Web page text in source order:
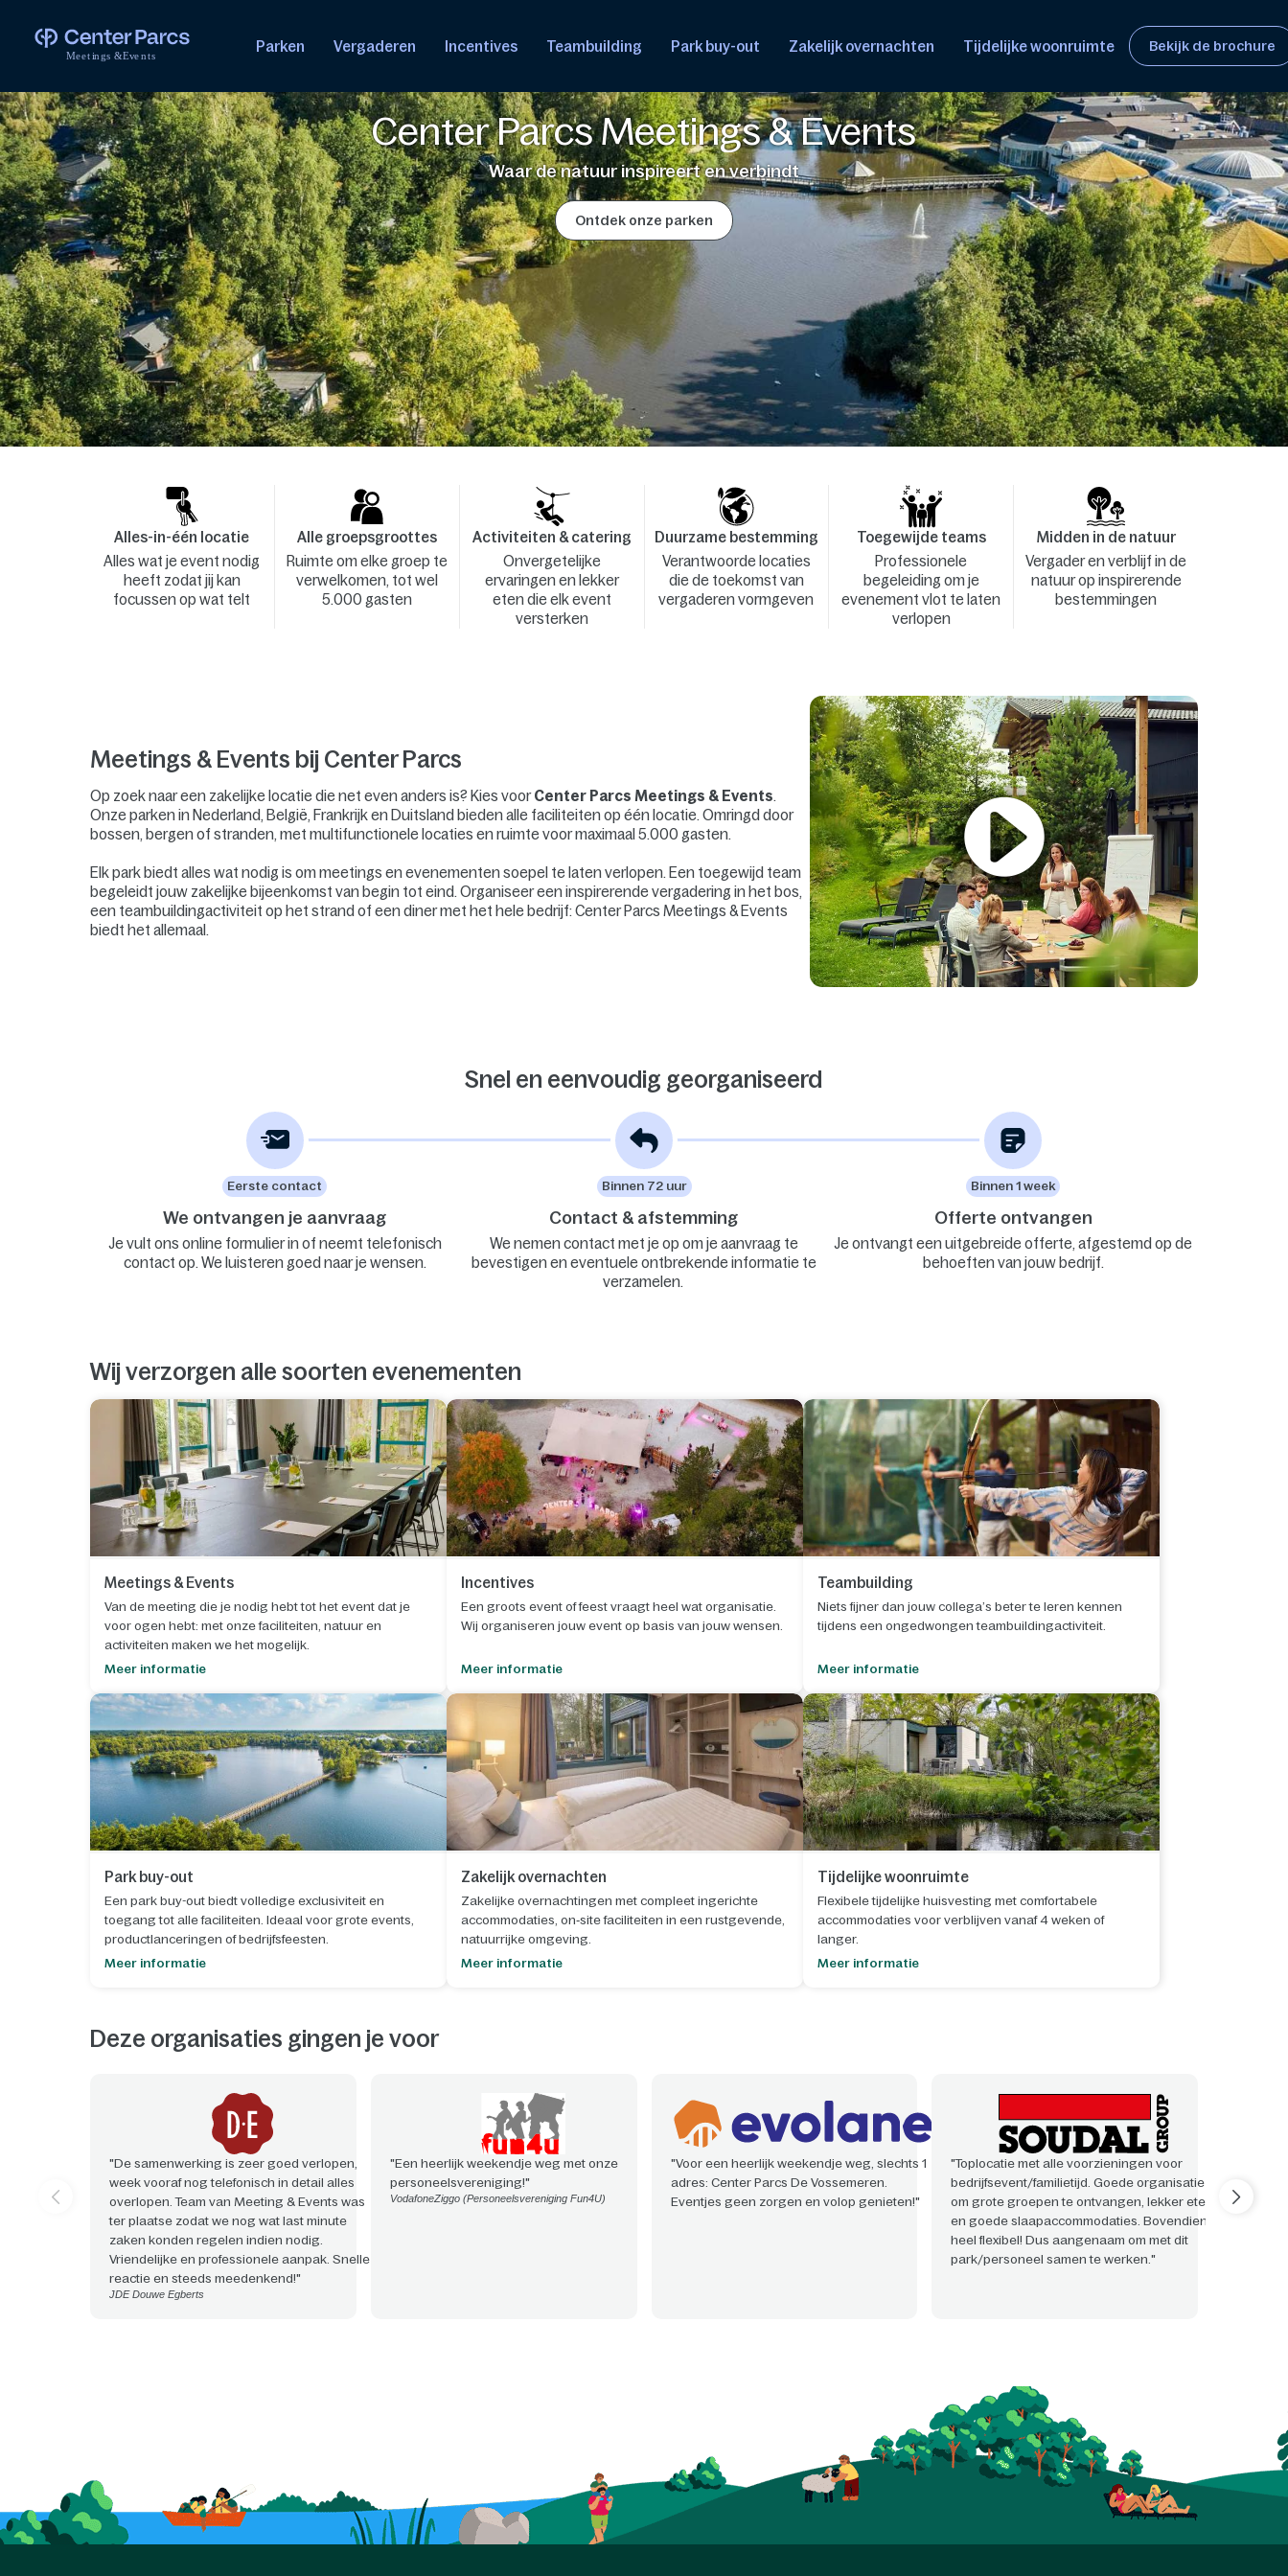
Meetings &Events
Parken Vergaderen Incentives Teambuilding Park buy-out Zakelijk overnachten Tijdelijke woonruimte Bekijk de brochure
Center Parcs Meetings & Events
Waar de natuur inspireert en verbindt
Ontdek onze parken
Alles-in-één locatie
Alles wat je event nodig
heeft zodat jij kan
focussen op wat telt
Alle groepsgroottes
Ruimte om elke groep te
verwelkomen, tot wel
5.000 gasten
Activiteiten & catering
Onvergetelijke
ervaringen en lekker
eten die elk event
versterken
Duurzame bestemming
Verantwoorde locaties
die de toekomst van
vergaderen vormgeven
Toegewijde teams
Professionele
begeleiding om je
evenement vlot te laten
verlopen
Midden in de natuur
Vergader en verblijf in de
natuur op inspirerende
bestemmingen
Meetings & Events bij Center Parcs
Op zoek naar een zakelijke locatie die net even anders is? Kies voorCenter Parcs Meetings & Events.
Onze parken in Nederland, België, Frankrijk en Duitsland bieden alle faciliteiten op één locatie. Omringd door
bossen, bergen of stranden, met multifunctionele locaties en ruimte voor maximaal 5.000 gasten.
Elk park biedt alles wat nodig is om meetings en evenementen soepel te laten verlopen. Een toegewijd team
begeleidt jouw zakelijke bijeenkomst van begin tot eind. Organiseer een inspirerende vergadering in het bos,
een teambuildingactiviteit op het strand of een diner met het hele bedrijf: Center Parcs Meetings & Events
biedt het allemaal.
Snel en eenvoudig georganiseerd
Eerste contact
We ontvangen je aanvraag
Je vult ons online formulier in of neemt telefonisch
contact op. We luisteren goed naar je wensen.
Binnen 72 uur
Contact & afstemming
We nemen contact met je op om je aanvraag te
bevestigen en eventuele ontbrekende informatie te
verzamelen.
Binnen 1 week
Offerte ontvangen
Je ontvangt een uitgebreide offerte, afgestemd op de
behoeften van jouw bedrijf.
Wij verzorgen alle soorten evenementen
Meetings & Events
Van de meeting die je nodig hebt tot het event dat je
voor ogen hebt: met onze faciliteiten, natuur en
activiteiten maken we het mogelijk.
Meer informatie
Incentives
Een groots event of feest vraagt heel wat organisatie.
Wij organiseren jouw event op basis van jouw wensen.
Meer informatie
Teambuilding
Niets fijner dan jouw collega’s beter te leren kennen
tijdens een ongedwongen teambuildingactiviteit.
Meer informatie
Park buy-out
Een park buy-out biedt volledige exclusiviteit en
toegang tot alle faciliteiten. Ideaal voor grote events,
productlanceringen of bedrijfsfeesten.
Meer informatie
Zakelijk overnachten
Zakelijke overnachtingen met compleet ingerichte
accommodaties, on‑site faciliteiten in een rustgevende,
natuurrijke omgeving.
Meer informatie
Tijdelijke woonruimte
Flexibele tijdelijke huisvesting met comfortabele
accommodaties voor verblijven vanaf 4 weken of
langer.
Meer informatie
Deze organisaties gingen je voor
"De samenwerking is zeer goed verlopen,
week vooraf nog telefonisch in detail alles
overlopen. Team van Meeting & Events was
ter plaatse zodat we nog wat last minute
zaken konden regelen indien nodig.
Vriendelijke en professionele aanpak. Snelle
reactie en steeds meedenkend!"
JDE Douwe Egberts
"Een heerlijk weekendje weg met onze
personeelsvereniging!"
VodafoneZiggo (Personeelsvereniging Fun4U)
"Voor een heerlijk weekendje weg, slechts 1
adres: Center Parcs De Vossemeren.
Eventjes geen zorgen en volop genieten!"
"Toplocatie met alle voorzieningen voor
bedrijfsevent/familietijd. Goede organisatie
om grote groepen te ontvangen, lekker eten!
en goede slaapaccommodaties. Bovendien
heel flexibel! Dus aangenaam om met dit
park/personeel samen te werken."
vonden